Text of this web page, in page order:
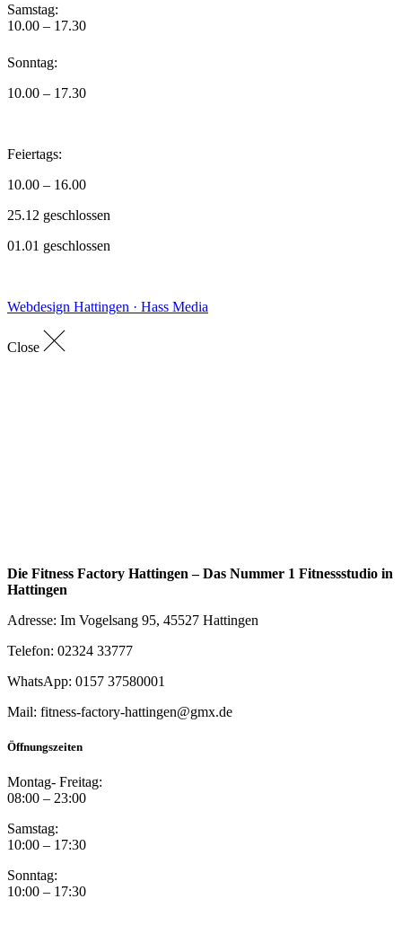
Samstag:
10.00 – 17.30
Sonntag:
10.00 – 17.30
Feiertags:
10.00 – 16.00
25.12 geschlossen
01.01 geschlossen
Webdesign Hattingen · Hass Media
Close
Die Fitness Factory Hattingen – Das Nummer 1 Fitnessstudio in
Hattingen
Adresse: Im Vogelsang 95, 45527 Hattingen
Telefon: 02324 33777
WhatsApp: 0157 37580001
Mail: fitness-factory-hattingen@gmx.de
Öffnungszeiten
Montag- Freitag:
08:00 – 23:00
Samstag:
10:00 – 17:30
Sonntag:
10:00 – 17:30